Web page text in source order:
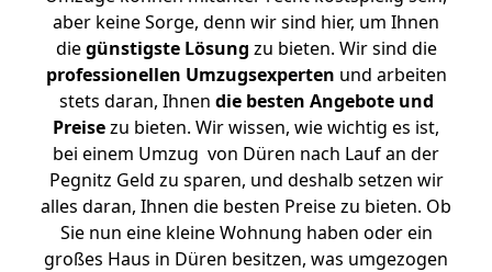
aber keine Sorge, denn wir sind hier, um Ihnen
diegünstigste Lösung zu bieten. Wir sind die
professionellen Umzugsexperten und arbeiten
stets daran, Ihnen die besten Angebote und
Preisezu bieten. Wir wissen, wie wichtig es ist,
bei einem Umzug von Düren nach Lauf an der
Pegnitz Geld zu sparen, und deshalb setzen wir
alles daran, Ihnen die besten Preise zu bieten. Ob
Sie nun eine kleine Wohnung haben oder ein
großes Haus in Düren besitzen, was umgezogen